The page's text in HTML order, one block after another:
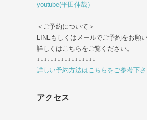
youtube(平田伸哉）
＜ご予約について＞
LINEもしくはメールでご予約をお願い
詳しくはこちらをご覧ください。
↓↓↓↓↓↓↓↓↓↓↓↓↓↓↓↓↓
詳しい予約方法はこちらをご参考下さ
アクセス